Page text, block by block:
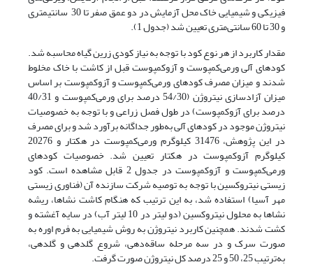
فیزیکی و شیمیایی خاک محل آزمایش در دو عمق صفر تا 30 سانتی­متری
و 30 تا 60 سانتی‌متری تعیین شد (جدول 1).
مقدار کاربرد از هر نوع کود با توجه به نیاز کودی زرین گیاه محاسبه شد.
کودهای آلی ورمی‌کمپوست و آزوکمپوست قبل از کاشت با خاک مخلوط
شدند و میزان مصرف کودهای ورمی‌کمپوست و آزوکمپوست بر اساس
میزان آزادسازی نیتروژن (54/30 درصد برای ورمی‌کمپوست و 40/31
درصد برای آزوکمپوست) در طول فصل زراعی و با توجه به خصوصیات
نیتروژن موجود در کودهای آلی به‌طور جداگانه برآورد شد و برای مصرف
در این پژوهش، 31476 کیلوگرم ورمی‌کمپوست در هکتار و 20276
کیلوگرم آزوکمپوست در هکتار تعیین شد. خصوصیات کودهای
ورمی‌کمپوست و آزوکمپوست در جدول 2 قابل مشاهده است. کود
زیستی نیتروکسین با توجه به توصیه شرکت سازنده آن (فناوری زیستی
مهر آسیا) استفاده شد، به این ترتیب که هنگام کاشت نشاها، ریشه
نشاها به محلول نیتروکسین (دو لیتر در 10 لیتر آب) در سایه آغشته و
کشت شدند. همچنین کاربرد نیتروژن به روش شیمیایی به فرم اوره به
صورت سرک و در سه مرحله ساقه‌دهی، شروع گلدهی و گلدهی،
به‌ترتیب 25، 50 و 25 درصد کل نیتروژن صورت گرفت.